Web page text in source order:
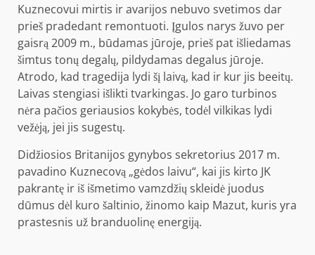
Kuznecovui mirtis ir avarijos nebuvo svetimos dar
prieš pradedant remontuoti. Įgulos narys žuvo per
gaisrą 2009 m., būdamas jūroje, prieš pat išliedamas
šimtus tonų degalų, pildydamas degalus jūroje.
Atrodo, kad tragedija lydi šį laivą, kad ir kur jis beeitų.
Laivas stengiasi išlikti tvarkingas. Jo garo turbinos
nėra pačios geriausios kokybės, todėl vilkikas lydi
vežėją, jei jis sugestų.
Didžiosios Britanijos gynybos sekretorius 2017 m.
pavadino Kuznecovą „gėdos laivu“, kai jis kirto JK
pakrantę ir iš išmetimo vamzdžių skleidė juodus
dūmus dėl kuro šaltinio, žinomo kaip Mazut, kuris yra
prastesnis už branduolinę energiją.